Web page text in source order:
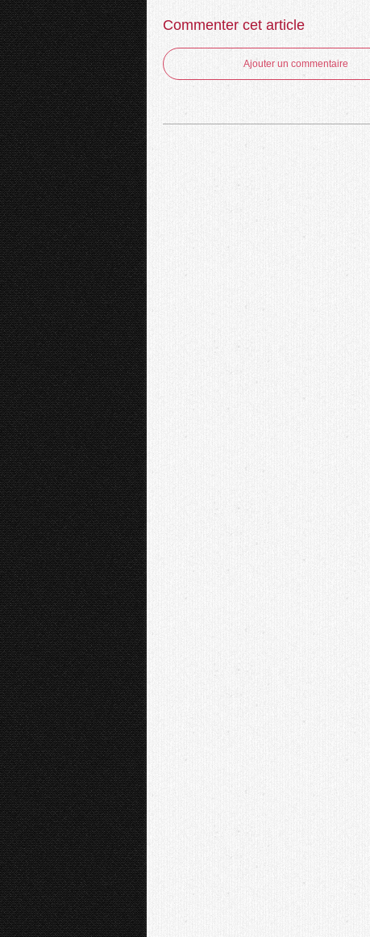
Commenter cet article
Ajouter un commentaire